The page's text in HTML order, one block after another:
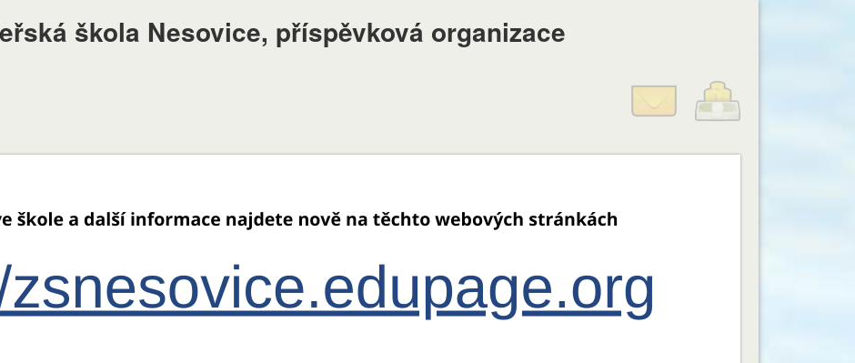
škola Nesovice, příspěvková organizace